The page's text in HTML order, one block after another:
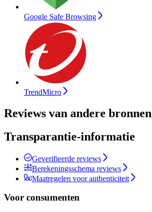
Google Safe Browsing
TrendMicro
Reviews van andere bronnen
Transparantie-informatie
Geverifieerde reviews
Berekeningsschema reviews
Maatregelen voor authenticiteit
Voor consumenten